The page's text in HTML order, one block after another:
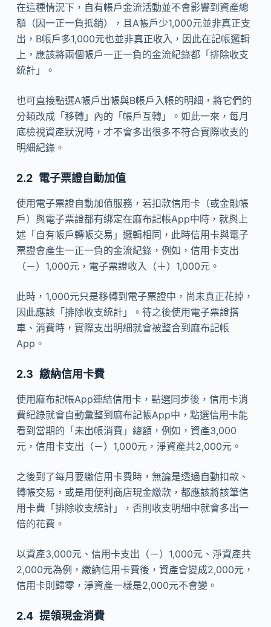
在這種情況下，自有帳戶金流活動並不會影響到資產總
額（因一正一負抵銷），且A帳戶少1,000元並非真正支
出，B帳戶多1,000元也並非真正收入，因此在記帳邏輯
上，應該將兩個帳戶一正一負的金流紀錄都「排除收支
統計」。
也可直接點選A帳戶出帳與B帳戶入帳的明細，將它們的
分類改成「移轉」內的「帳戶互轉」。如此一來，每月
底檢視資產狀況時，才不會多出很多不符合實際收支的
明細紀錄。
電子票證自動加值
使用電子票證自動加值服務，若扣款信用卡（或金融帳
戶）與電子票證都有綁定在麻布記帳App中時，就與上
述「自有帳戶轉帳交易」邏輯相同，此時信用卡與電子
票證會產生一正一負的金流紀錄，例如，信用卡支出
（－）1,000元，電子票證收入（＋）1,000元。
此時，1,000元只是移轉到電子票證中，尚未真正花掉，
因此應該「排除收支統計」。待之後使用電子票證搭
車、消費時，實際支出明細就會被整合到麻布記帳
App。
繳納信用卡費
使用麻布記帳App連結信用卡，點選同步後，信用卡消
費紀錄就會自動彙整到麻布記帳App中，點選信用卡能
看到當期的「未出帳消費」總額，例如，資產3,000
元，信用卡支出（－）1,000元，淨資產共2,000元。
之後到了每月要繳信用卡費時，無論是透過自動扣款、
轉帳交易，或是用便利商店現金繳款，都應該將該筆信
用卡費「排除收支統計」，否則收支明細中就會多出一
倍的花費。
以資產3,000元、信用卡支出（－）1,000元、淨資產共
2,000元為例，繳納信用卡費後，資產會變成2,000元，
信用卡則歸零，淨資產一樣是2,000元不會變。
提領現金消費